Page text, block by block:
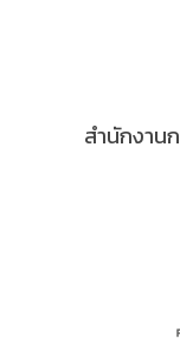
สำนักงาน